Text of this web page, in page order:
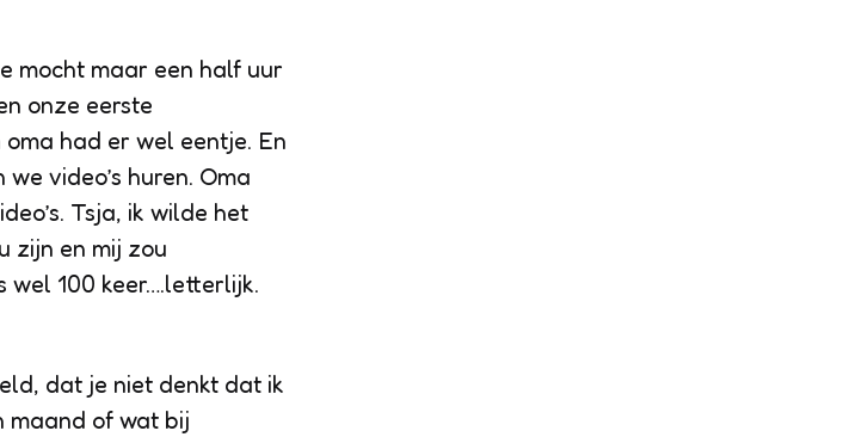
mocht maar een half uur
onze eerste
had er wel eentje. En
video’s huren. Oma
Tsja, ik wilde het
zijn en mij zou
wel 100 keer….letterlijk.
dat je niet denkt dat ik
maand of wat bij